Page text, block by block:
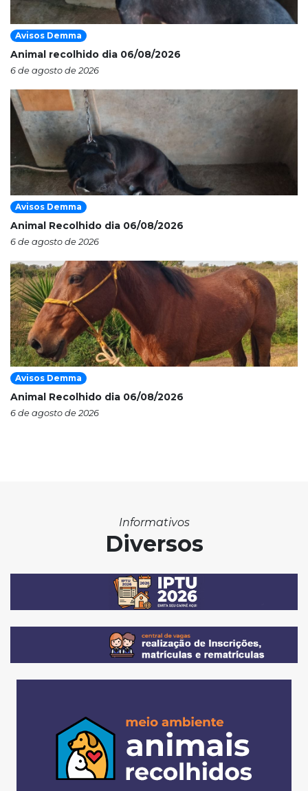
Avisos Demma
Animal recolhido dia 06/08/2026
6 de agosto de 2026
Avisos Demma
Animal Recolhido dia 06/08/2026
6 de agosto de 2026
Avisos Demma
Animal Recolhido dia 06/08/2026
6 de agosto de 2026
Informativos
Diversos